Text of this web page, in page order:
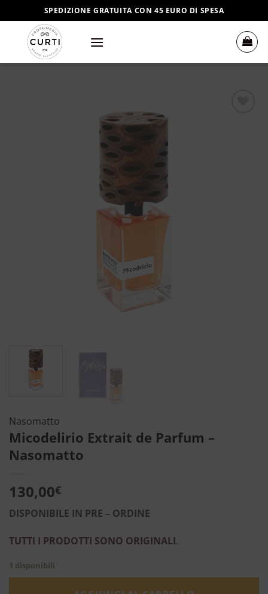
ai
contenuti
SPEDIZIONE GRATUITA CON 45 EURO DI SPESA
Nasomatto
Micodelirio Extrait de Parfum –
Nasomatto
130,00€
DISPONIBILE IN PRE – ORDINE
TUTTI I PRODOTTI SONO ORIGINALI.
1 disponibili